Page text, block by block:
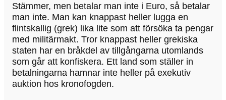
Stämmer, men betalar man inte i Euro, så betalar
man inte. Man kan knappast heller lugga en
flintskallig (grek) lika lite som att försöka ta pengar
med militärmakt. Tror knappast heller grekiska
staten har en bråkdel av tillgångarna utomlands
som går att konfiskera. Ett land som ställer in
betalningarna hamnar inte heller på exekutiv
auktion hos kronofogden.